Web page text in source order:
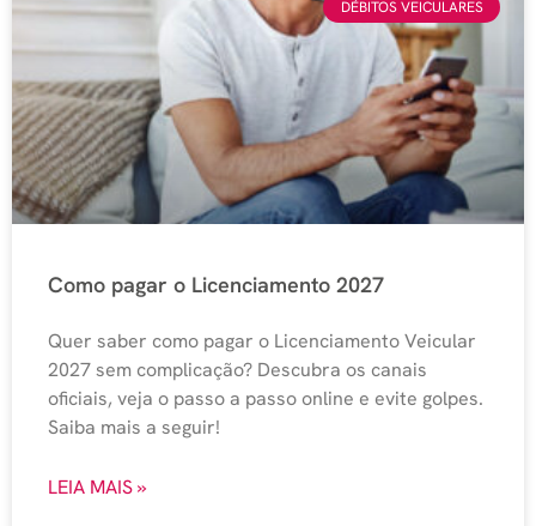
DÉBITOS VEICULARES
Como pagar o Licenciamento 2027
Quer saber como pagar o Licenciamento Veicular
2027 sem complicação? Descubra os canais
oficiais, veja o passo a passo online e evite golpes.
Saiba mais a seguir!
LEIA MAIS »